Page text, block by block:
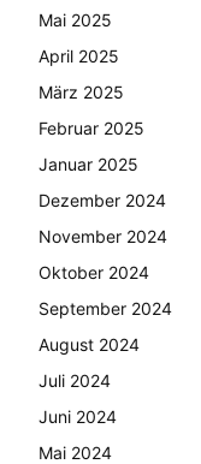
Mai 2025
April 2025
März 2025
Februar 2025
Januar 2025
Dezember 2024
November 2024
Oktober 2024
September 2024
August 2024
Juli 2024
Juni 2024
Mai 2024